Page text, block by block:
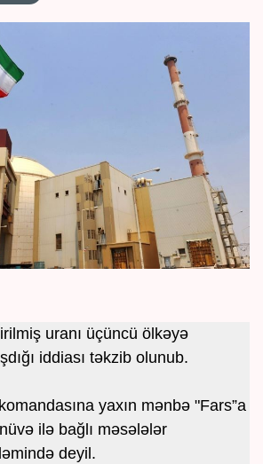
uranı üçüncü ölkəyə
iddiası təkzib olunub.
yaxın mənbə "Fars”a
ilə bağlı məsələlər
deyil.